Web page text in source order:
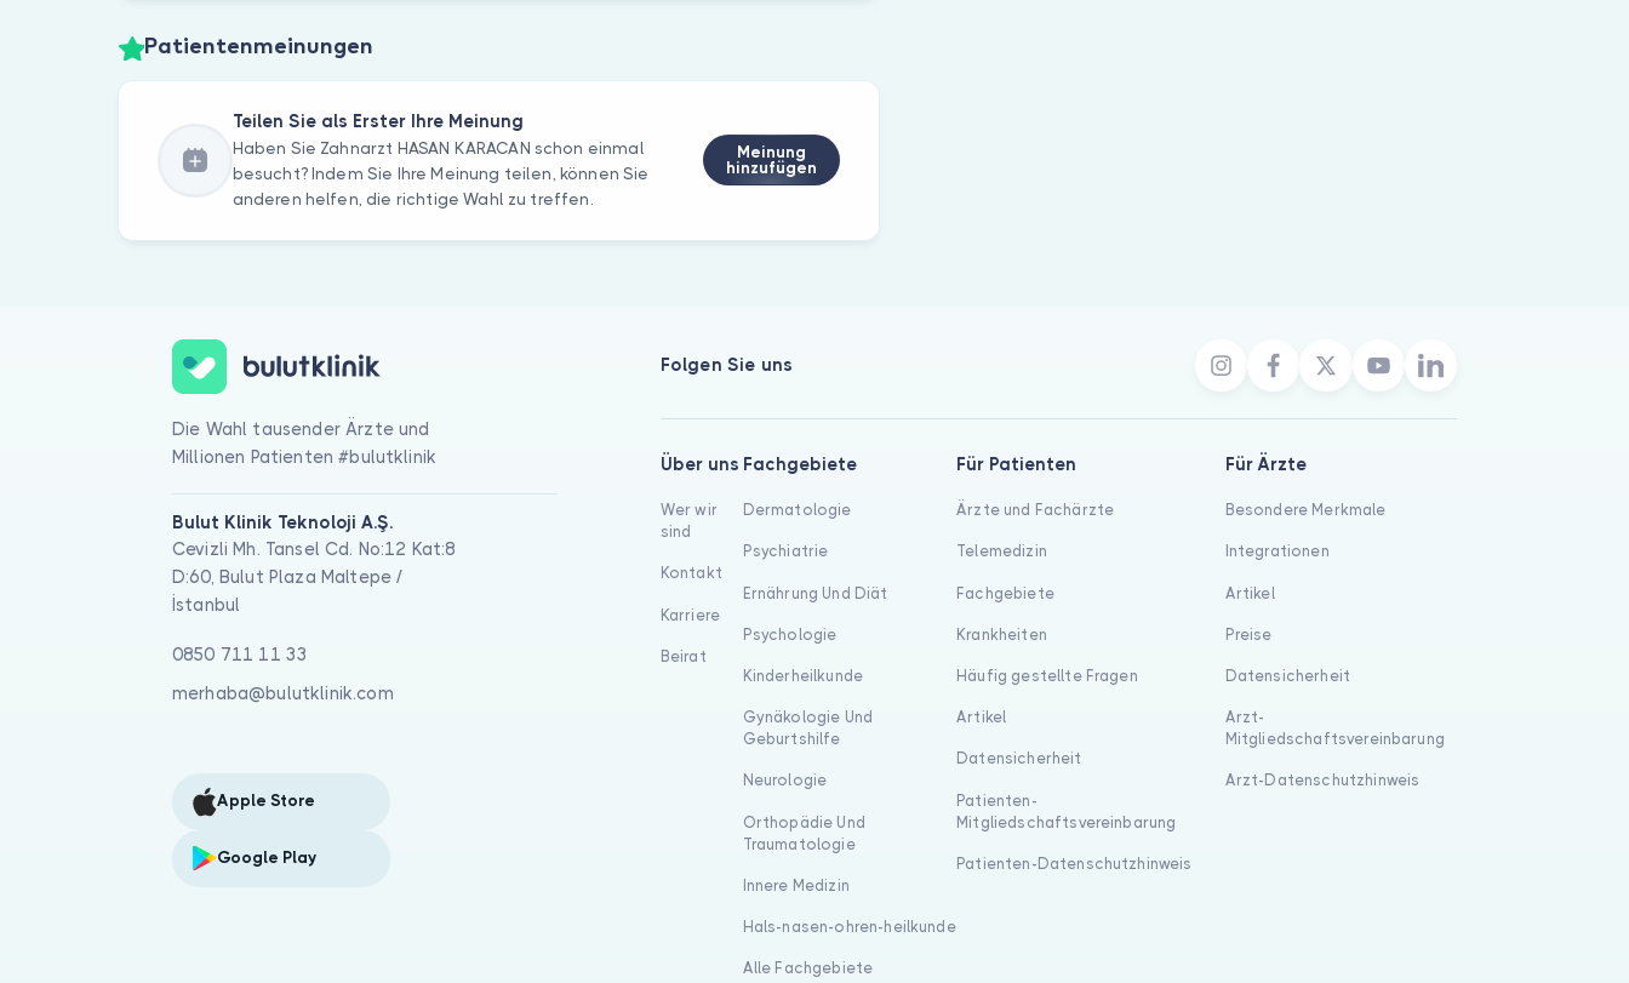
Patientenmeinungen
Teilen Sie als Erster Ihre Meinung
Haben Sie Zahnarzt HASAN KARACAN schon einmal
besucht? Indem Sie Ihre Meinung teilen, können Sie
anderen helfen, die richtige Wahl zu treffen.
Meinung
hinzufügen
Die Wahl tausender Ärzte und
Millionen Patienten #bulutklinik
Bulut Klinik Teknoloji A.Ş.
Cevizli Mh. Tansel Cd. No:12 Kat:8
D:60, Bulut Plaza Maltepe /
İstanbul
0850 711 11 33
merhaba@bulutklinik.com
Apple Store
Google Play
Folgen Sie uns
Über uns
Wer wir
sind
Kontakt
Karriere
Beirat
Fachgebiete
Dermatologie
Psychiatrie
Ernährung Und Diät
Psychologie
Kinderheilkunde
Gynäkologie Und
Geburtshilfe
Neurologie
Orthopädie Und
Traumatologie
Innere Medizin
Hals-nasen-ohren-heilkunde
Alle Fachgebiete
Für Patienten
Ärzte und Fachärzte
Telemedizin
Fachgebiete
Krankheiten
Häufig gestellte Fragen
Artikel
Datensicherheit
Patienten-
Mitgliedschaftsvereinbarung
Patienten-Datenschutzhinweis
Für Ärzte
Besondere Merkmale
Integrationen
Artikel
Preise
Datensicherheit
Arzt-
Mitgliedschaftsvereinbarung
Arzt-Datenschutzhinweis